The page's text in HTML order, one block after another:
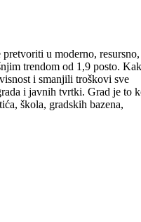
u moderno, resursno,
trendom od 1,9 posto.
i smanjili troškovi sve
i javnih tvrtki. Grad je to
škola, gradskih bazena,